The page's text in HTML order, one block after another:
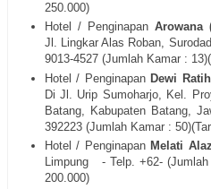
250.000)
Hotel / PenginapanArowana
Jl. Lingkar Alas Roban,
9013-4527 (Jumlah Kamar :
Hotel / PenginapanDewi Ratih
Di Jl. Urip Sumoharjo, Kel.
Batang, Kabupaten Batang,
392223(Jumlah Kamar :
Hotel / PenginapanMelati
Limpung
- Telp. +62-
200.000)